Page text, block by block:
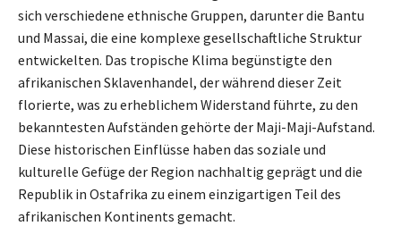
sich verschiedene ethnische Gruppen, darunter die Bantu
und Massai, die eine komplexe gesellschaftliche Struktur
entwickelten. Das tropische Klima begünstigte den
afrikanischen Sklavenhandel, der während dieser Zeit
florierte, was zu erheblichem Widerstand führte, zu den
bekanntesten Aufständen gehörte der Maji-Maji-Aufstand.
Diese historischen Einflüsse haben das soziale und
kulturelle Gefüge der Region nachhaltig geprägt und die
Republik in Ostafrika zu einem einzigartigen Teil des
afrikanischen Kontinents gemacht.